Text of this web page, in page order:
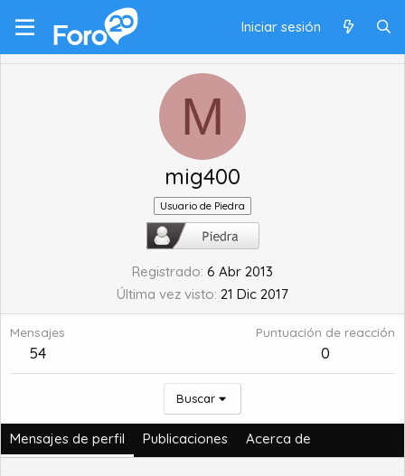
Iniciar sesión
M
mig400
Usuario de Piedra
Registrado 6 Abr 2013
Última vez visto 21 Dic 2017
Mensajes
54
Puntuación de reacción
0
Buscar
Mensajes de perfil Publicaciones Acerca de